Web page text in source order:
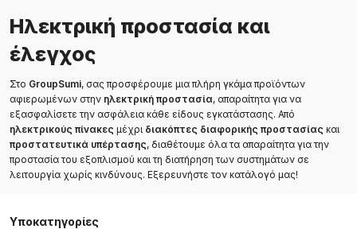
Ηλεκτρική προστασία και
έλεγχος
Στο GroupSumi, σας προσφέρουμε μια πλήρη γκάμα προϊόντων
αφιερωμένων στην ηλεκτρική προστασία, απαραίτητα για να
εξασφαλίσετε την ασφάλεια κάθε είδους εγκατάστασης. Από
ηλεκτρικούς πίνακες μέχρι διακόπτες διαφορικής προστασίας και
προστατευτικά υπέρτασης, διαθέτουμε όλα τα απαραίτητα για την
προστασία του εξοπλισμού και τη διατήρηση των συστημάτων σε
λειτουργία χωρίς κινδύνους. Εξερευνήστε τον κατάλογό μας!
Υποκατηγορίες